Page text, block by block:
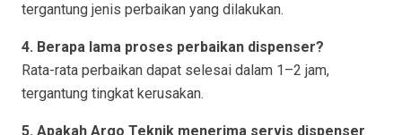
tergantung jenis perbaikan yang dilakukan.
4. Berapa lama proses perbaikan dispenser?
Rata-rata perbaikan dapat selesai dalam 1–2 jam,
tergantung tingkat kerusakan.
5. Apakah Argo Teknik menerima servis dispenser